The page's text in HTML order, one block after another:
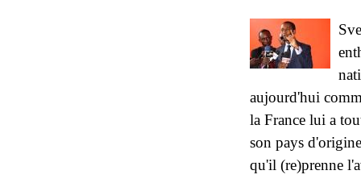
aujourd'hui
la France lui a
son pays
qu'il (re)prenne